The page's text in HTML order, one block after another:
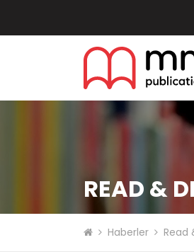
READ &
Haberler Read